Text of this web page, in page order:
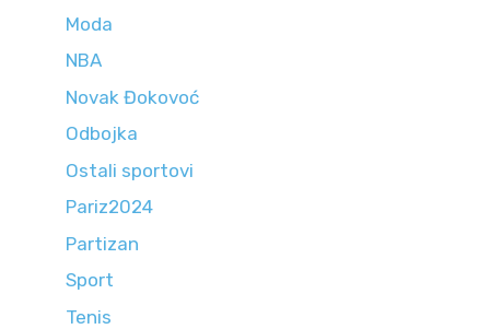
Moda
NBA
Novak Đokovoć
Odbojka
Ostali sportovi
Pariz2024
Partizan
Sport
Tenis